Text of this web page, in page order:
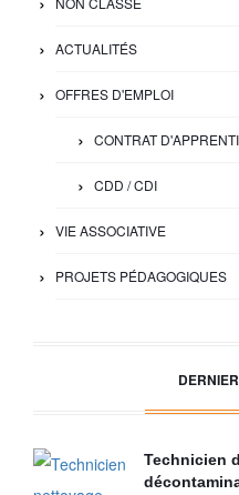
ACTUALITÉS
OFFRES D'EMPLOI
CONTRAT
CDD / CDI
VIE ASSOCIATIVE
PROJETS PÉDAGOGIQUES
Technicien